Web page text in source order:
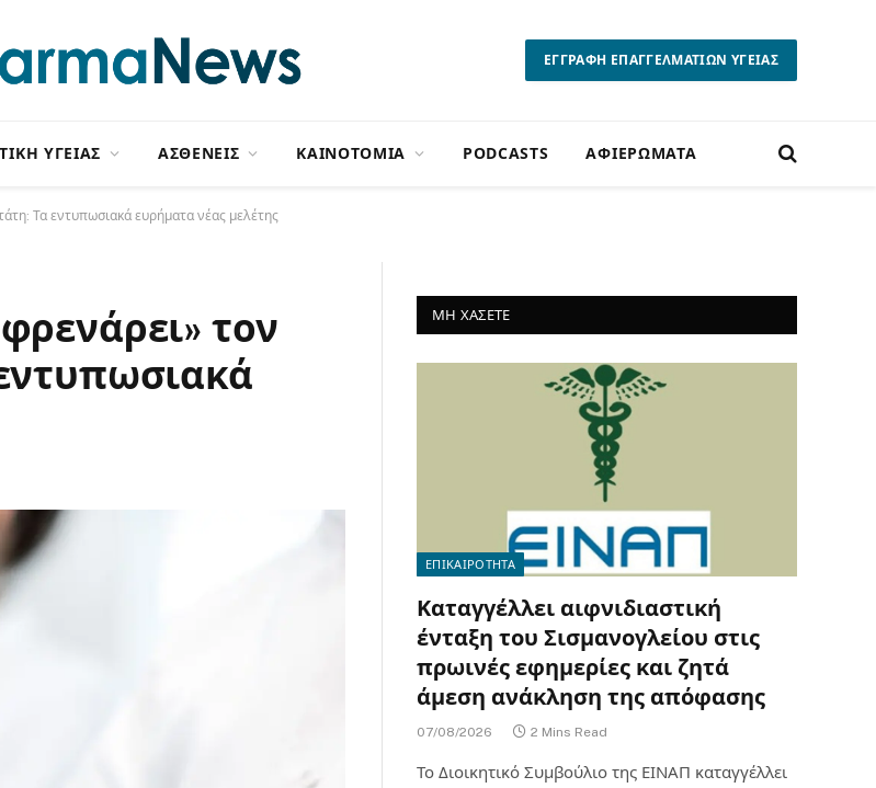
ΕΓΓΡΑΦΗ ΕΠΑΓΓΕΛΜΑΤΙΩΝ ΥΓΕΙΑΣ
ΥΓΕΙΑΣ ΑΣΘΕΝΕΙΣ ΚΑΙΝΟΤΟΜΙΑ PODCASTS ΑΦΙΕΡΩΜΑΤΑ
Τα εντυπωσιακά ευρήματα νέας μελέτης
τον
ΜΗ ΧΑΣΕΤΕ
ΕΠΙΚΑΙΡΟΤΗΤΑ
Καταγγέλλει αιφνιδιαστική
ένταξη του Σισμανογλείου στις
πρωινές εφημερίες και ζητά
άμεση ανάκληση της απόφασης
07/08/2026 2 Mins Read
Το Διοικητικό Συμβούλιο της ΕΙΝΑΠ καταγγέλλει